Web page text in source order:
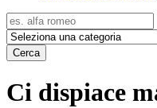
Cerca
Ci dispiace